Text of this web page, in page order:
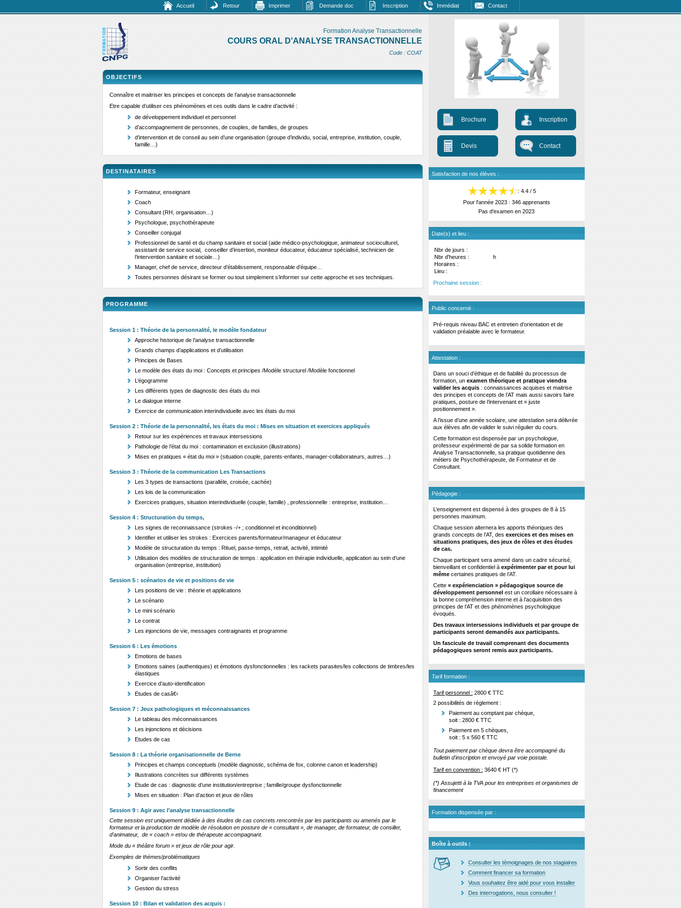
Accueil Retour Imprimer Demande doc Inscription Immédiat Contact
Formation Analyse Transactionnelle
COURS ORAL D'ANALYSE TRANSACTIONNELLE
Code : COAT
OBJECTIFS
Connaître et maitriser les principes et concepts de l’analyse transactionnelle
Etre capable d’utiliser ces phénomènes et ces outils dans le cadre d’activité :
de développement individuel et personnel
d’accompagnement de personnes, de couples, de familles, de groupes
d’intervention et de conseil au sein d’une organisation (groupe d’individu, social, entreprise, institution, couple,
famille…)
DESTINATAIRES
Formateur, enseignant
Coach
Consultant (RH, organisation…)
Psychologue, psychothérapeute
Conseiller conjugal
Professionnel de santé et du champ sanitaire et social (aide médico-psychologique, animateur socioculturel,
assistant de service social, conseiller d’insertion, moniteur éducateur, éducateur spécialisé, technicien de
l’intervention sanitaire et sociale…)
Manager, chef de service, directeur d’établissement, responsable d’équipe…
Toutes personnes désirant se former ou tout simplement s’informer sur cette approche et ses techniques.
PROGRAMME
Session 1 : Théorie de la personnalité, le modèle fondateur
Approche historique de l’analyse transactionnelle
Grands champs d’applications et d’utilisation
Principes de Bases
Le modèle des états du moi : Concepts et principes /Modèle structurel /Modèle fonctionnel
L’égogramme
Les différents types de diagnostic des états du moi
Le dialogue interne
Exercice de communication interindividuelle avec les états du moi
Session 2 : Théorie de la personnalité, les états du moi : Mises en situation et exercices appliqués
Retour sur les expériences et travaux intersessions
Pathologie de l’état du moi : contamination et exclusion (illustrations)
Mises en pratiques « état du moi » (situation couple, parents-enfants, manager-collaborateurs, autres…)
Session 3 : Théorie de la communication Les Transactions
Les 3 types de transactions (parallèle, croisée, cachée)
Les lois de la communication
Exercices pratiques, situation interindividuelle (couple, famille) , professionnelle : entreprise, institution…
Session 4 : Structuration du temps,
Les signes de reconnaissance (strokes -/+ ; conditionnel et inconditionnel)
Identifier et utiliser les strokes : Exercices parents/formateur/manageur et éducateur
Modèle de structuration du temps : Rituel, passe-temps, retrait, activité, intimité
Utilisation des modèles de structuration de temps : application en thérapie individuelle, application au sein d’une
organisation (entreprise, institution)
Session 5 : scénarios de vie et positions de vie
Les positions de vie : théorie et applications
Le scénario
Le mini scénario
Le contrat
Les injonctions de vie, messages contraignants et programme
Session 6 : Les émotions
Emotions de bases
Emotions saines (authentiques) et émotions dysfonctionnelles : les rackets parasites/les collections de timbres/les
élastiques
Exercice d’auto-identification
Etudes de casâ€‹
Session 7 : Jeux pathologiques et méconnaissances
Le tableau des méconnaissances
Les injonctions et décisions
Etudes de cas
Session 8 : La théorie organisationnelle de Berne
Principes et champs conceptuels (modèle diagnostic, schéma de fox, colonne canon et leadership)
Illustrations concrètes sur différents systèmes
Etude de cas : diagnostic d’une institution/entreprise ; famille/groupe dysfonctionnelle
Mises en situation : Plan d’action et jeux de rôles
Session 9 : Agir avec l’analyse transactionnelle
Cette session est uniquement dédiée à des études de cas concrets rencontrés par les participants ou amenés par le
formateur et la production de modèle de résolution en posture de « consultant », de manager, de formateur, de consiller,
d’animateur, de « coach » et/ou de thérapeute accompagnant.
Mode du « théâtre forum » et jeux de rôle pour agir.
Exemples de thèmes/problématiques
Sortir des conflits
Organiser l’activité
Gestion du stress
Session 10 : Bilan et validation des acquis :
Brochure Inscription
Devis Contact
Satisfaction de nos élèves :
: 4.4 / 5
Pour l'année 2023 : 346 apprenants
Pas d'examen en 2023
Date(s) et lieu :
Nbr de jours :
Nbr d'heures :
h
Horaires :
Lieu :
Prochaine session :
Public concerné :
Pré-requis niveau BAC et entretien d’orientation et de
validation préalable avec le formateur.
Attestation :
Dans un souci d’éthique et de fiabilité du processus de
formation, un examen théorique et pratique viendra
valider les acquis : connaissances acquises et maitrise
des principes et concepts de l’AT mais aussi savoirs faire
pratiques, posture de l’intervenant et « juste
positionnement ».
A l’issue d’une année scolaire, une attestation sera délivrée
aux élèves afin de valider le suivi régulier du cours.
Cette formation est dispensée par un psychologue,
professeur expérimenté de par sa solide formation en
Analyse Transactionnelle, sa pratique quotidienne des
métiers de Psychothérapeute, de Formateur et de
Consultant.
Pédagogie :
L’enseignement est dispensé à des groupes de 8 à 15
personnes maximum.
Chaque session alternera les apports théoriques des
grands concepts de l’AT, des exercices et des mises en
situations pratiques, des jeux de rôles et des études
de cas.
Chaque participant sera amené dans un cadre sécurisé,
bienveillant et confidentiel à expérimenter par et pour lui
mêmecertaines pratiques de l’AT.
Cette « expérienciation » pédagogique source de
développement personnelest un corollaire nécessaire à
la bonne compréhension interne et à l’acquisition des
principes de l’AT et des phénomènes psychologique
évoqués.
Des travaux intersessions individuels et par groupe de
participants seront demandés aux participants.
Un fascicule de travail comprenant des documents
pédagogiques seront remis aux participants.
Tarif formation :
Tarif personnel : 2800 € TTC
2 possibilités de règlement :
Paiement au comptant par chèque,
soit : 2800 € TTC
Paiement en 5 chèques,
soit : 5 x 560 € TTC
Tout paiement par chèque devra être accompagné du
bulletin d'inscription et envoyé par voie postale.
Tarif en convention : 3640 € HT (*)
(*) Assujetti à la TVA pour les entreprises et organismes de
financement
Formation dispensée par :
Boîte à outils :
Consulter les témoignages de nos stagiaires
Comment financer sa formation
Vous souhaitez être aidé pour vous installer
Des interrogations, nous consulter !